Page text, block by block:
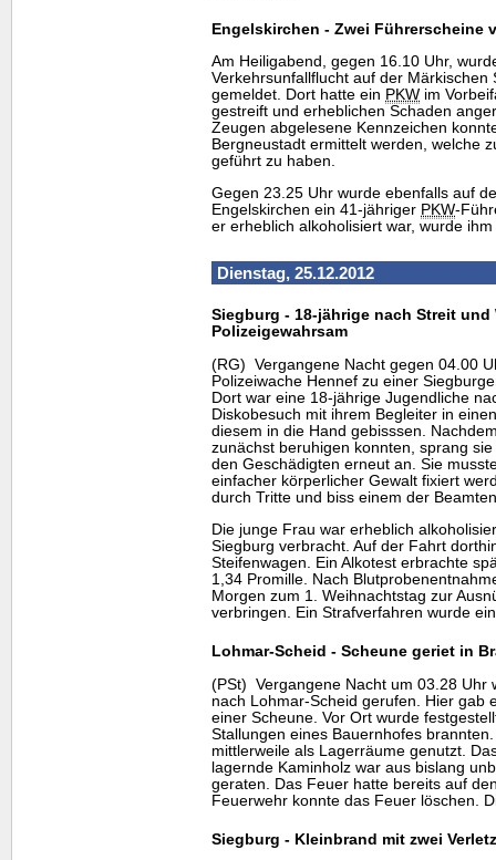
Engelskirchen - Zwei Führerscheine
Am Heiligabend, gegen 16.10 Uhr,
Verkehrsunfallflucht auf der Märkischen
gemeldet. Dort hatte ein PKW im
gestreift und erheblichen Schaden
Zeugen abgelesene Kennzeichen
Bergneustadt ermittelt werden, welche
geführt zu haben.
Gegen 23.25 Uhr wurde ebenfalls auf
Engelskirchen ein 41-jähriger PKW-
er erheblich alkoholisiert war, wurde
Dienstag, 25.12.2012
Siegburg - 18-jährige nach Streit
Polizeigewahrsam
(RG) Vergangene Nacht gegen 04.00
Polizeiwache Hennef zu einer
Dort war eine 18-jährige Jugendliche
Diskobesuch mit ihrem Begleiter in
diesem in die Hand gebisssen.
zunächst beruhigen konnten, sprang
den Geschädigten erneut an. Sie
einfacher körperlicher Gewalt fixiert
durch Tritte und biss einem der
Die junge Frau war erheblich
Siegburg verbracht. Auf der Fahrt
Steifenwagen. Ein Alkotest erbrachte
1,34 Promille. Nach
Morgen zum 1. Weihnachtstag zur
verbringen. Ein Strafverfahren wurde
Lohmar-Scheid - Scheune geriet in
(PSt) Vergangene Nacht um 03.28 Uhr
nach Lohmar-Scheid gerufen. Hier gab
einer Scheune. Vor Ort wurde
Stallungen eines Bauernhofes
mittlerweile als Lagerräume genutzt.
lagernde Kaminholz war aus bislang
geraten. Das Feuer hatte bereits auf
Feuerwehr konnte das Feuer löschen.
Siegburg - Kleinbrand mit zwei